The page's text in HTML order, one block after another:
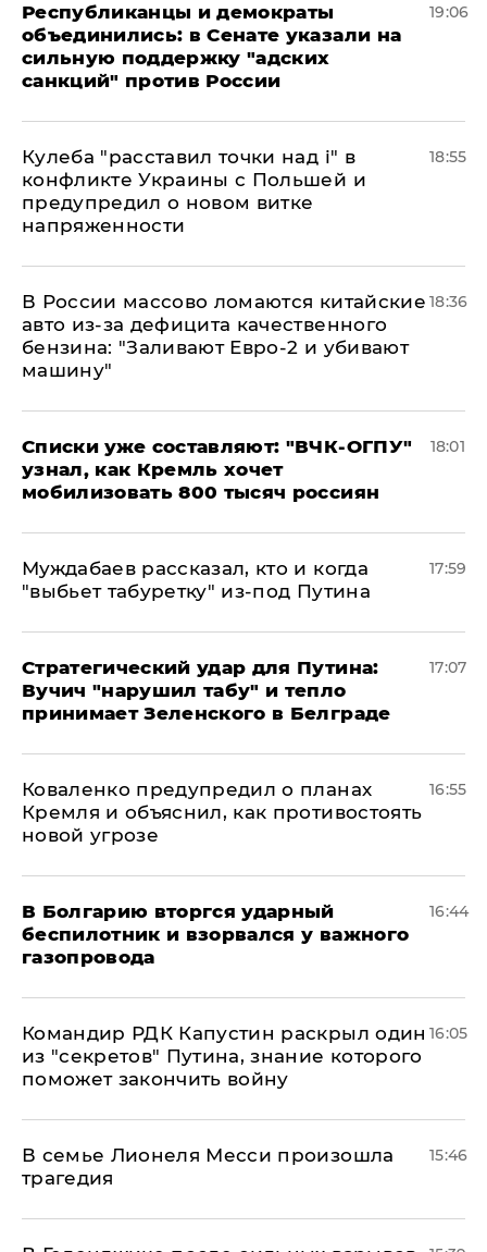
Республиканцы и демократы
объединились: в Сенате указали на
сильную поддержку "адских
санкций" против России
19:06
Кулеба "расставил точки над і" в
конфликте Украины с Польшей и
предупредил о новом витке
напряженности
18:55
В России массово ломаются китайские
авто из-за дефицита качественного
бензина: "Заливают Евро-2 и убивают
машину"
18:36
Списки уже составляют: "ВЧК-ОГПУ"
узнал, как Кремль хочет
мобилизовать 800 тысяч россиян
18:01
Муждабаев рассказал, кто и когда
"выбьет табуретку" из-под Путина
17:59
Стратегический удар для Путина:
Вучич "нарушил табу" и тепло
принимает Зеленского в Белграде
17:07
Коваленко предупредил о планах
Кремля и объяснил, как противостоять
новой угрозе
16:55
В Болгарию вторгся ударный
беспилотник и взорвался у важного
газопровода
16:44
Командир РДК Капустин раскрыл один
из "секретов" Путина, знание которого
поможет закончить войну
16:05
В семье Лионеля Месси произошла
трагедия
15:46